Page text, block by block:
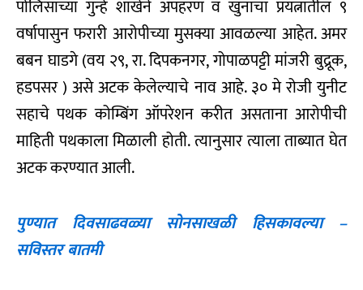
पोलिसांच्या गुन्हे शाखेने अपहरण व खुनाचा प्रयत्नातील ९
वर्षापासुन फरारी आरोपीच्या मुसक्या आवळल्या आहेत. अमर
बबन घाडगे (वय २९, रा. दिपकनगर, गोपाळपट्टी मांजरी बुद्रूक,
हडपसर ) असे अटक केलेल्याचे नाव आहे. ३० मे रोजी युनीट
सहाचे पथक कोम्बिंग ऑपरेशन करीत असताना आरोपीची
माहिती पथकाला मिळाली होती. त्यानुसार त्याला ताब्यात घेत
अटक करण्यात आली.
पुण्यात दिवसाढवळ्या सोनसाखळी हिसकावल्या –
सविस्तर बातमी